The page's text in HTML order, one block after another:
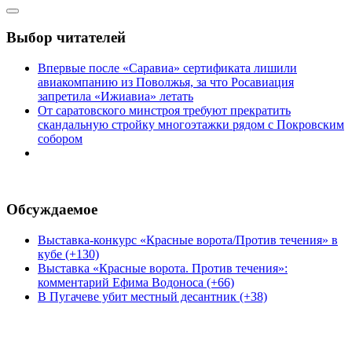
Выбор читателей
Впервые после «Саравиа» сертификата лишили
авиакомпанию из Поволжья, за что Росавиация
запретила «Ижиавиа» летать
От саратовского минстроя требуют прекратить
скандальную стройку многоэтажки рядом с Покровским
собором
Обсуждаемое
Выставка-конкурс «Красные ворота/Против течения» в
кубе (+130)
Выставка «Красные ворота. Против течения»:
комментарий Ефима Водоноса (+66)
В Пугачеве убит местный десантник (+38)